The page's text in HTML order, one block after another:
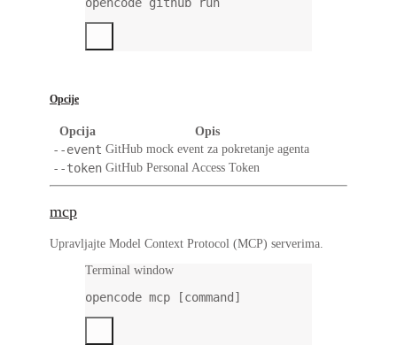
Opcije
Opcija Opis
--event GitHub mock event za pokretanje agenta
--token GitHub Personal Access Token
mcp
Upravljajte Model Context Protocol (MCP) serverima.
Terminal window
opencode mcp [command]